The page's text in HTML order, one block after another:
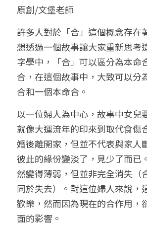
站長精選
臉書生活
好書推廌
陽宅視頻
線上直播
自我挑戰
八字進階班
八字中階班
八字高階班
五人實戰班
五行計算初階班
五行計算高階班
團隊訓練營
《十神高階實戰錄》完整典藏版
科學八字推理PDF
八字批命
小兒命名
科學八字推理1
科學八字推理2
科學八字推理3
科學八字輕鬆學
輕鬆學會科學八字推理
與我預約
批命預約
上課預約
常見問題
登錄/註冊
搜索
繁體中文
五行八字線上班
原創/文堡老師
許多人對於「合」這個概念存在
想透過一個故事讓大家重新思考
字學中，「合」可以區分為本命
合，在這個故事中，大致可以分
合和一個本命合。
以一位婦人為中心，故事中女兒
就像大運流年的印來到取代食傷
婚後離開家，但並不代表與家人
彼此的緣份變淡了，見少了而已
然變得薄弱，但並非完全消失（
同於失去）。對這位婦人來說，
歡樂，然而因為現在的合作用，
面的影響。